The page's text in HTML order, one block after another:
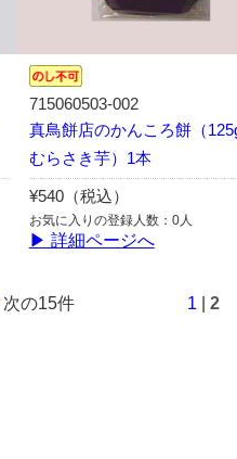
715060503-002
真鳥餅店のかんころ餅（
むらさき芋）1本
¥540（税込）
お気に入りの登録人数：0人
▶ 詳細ページへ
次の15件 1 |2